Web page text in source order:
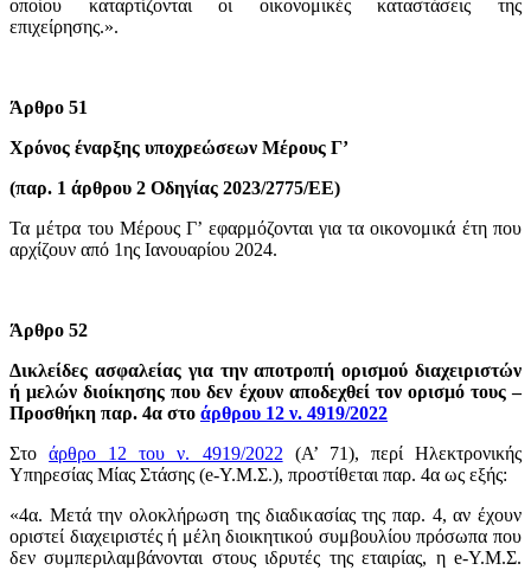
οποίου καταρτίζονται οι οικονομικές καταστάσεις της
επιχείρησης.».
Άρθρο 51
Χρόνος έναρξης υποχρεώσεων Μέρους Γ’
(παρ. 1 άρθρου 2 Οδηγίας 2023/2775/ΕΕ)
Τα μέτρα του Μέρους Γ’ εφαρμόζονται για τα οικονομικά έτη που
αρχίζουν από 1ης Ιανουαρίου 2024.
Άρθρο 52
Δικλείδες ασφαλείας για την αποτροπή ορισμού διαχειριστών
ή μελών διοίκησης που δεν έχουν αποδεχθεί τον ορισμό τους –
Προσθήκη παρ. 4α στο άρθρου 12 ν. 4919/2022
Στοάρθρο 12 του ν. 4919/2022 (Α’ 71), περί Ηλεκτρονικής
Υπηρεσίας Μίας Στάσης (e-Υ.Μ.Σ.), προστίθεται παρ. 4α ως εξής:
«4α. Μετά την ολοκλήρωση της διαδικασίας της παρ. 4, αν έχουν
οριστεί διαχειριστές ή μέλη διοικητικού συμβουλίου πρόσωπα που
δεν συμπεριλαμβάνονται στους ιδρυτές της εταιρίας, η e-Υ.Μ.Σ.